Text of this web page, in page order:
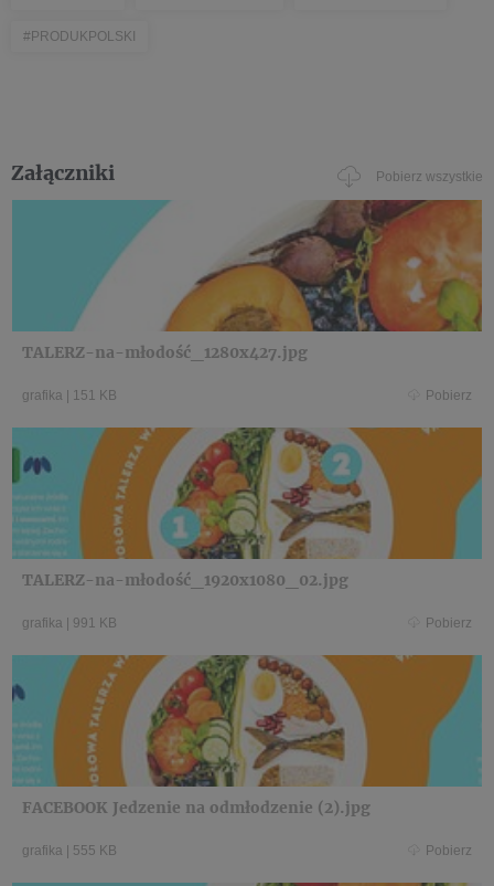
#PRODUKPOLSKI
Załączniki Pobierz wszystkie
TALERZ-na-młodość_1280x427.jpg
grafika 151 KB Pobierz
TALERZ-na-młodość_1920x1080_02.jpg
grafika 991 KB Pobierz
FACEBOOK Jedzenie na odmłodzenie (2).jpg
grafika 555 KB Pobierz